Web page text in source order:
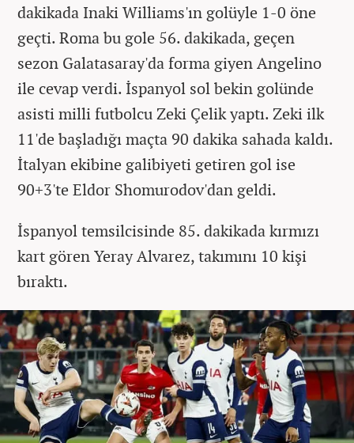
dakikada Inaki Williams'ın golüyle 1-0 öne
geçti. Roma bu gole 56. dakikada, geçen
sezon Galatasaray'da forma giyen Angelino
ile cevap verdi. İspanyol sol bekin golünde
asisti milli futbolcu Zeki Çelik yaptı. Zeki ilk
11'de başladığı maçta 90 dakika sahada kaldı.
İtalyan ekibine galibiyeti getiren gol ise
90+3'te Eldor Shomurodov'dan geldi.
İspanyol temsilcisinde 85. dakikada kırmızı
kart gören Yeray Alvarez, takımını 10 kişi
bıraktı.